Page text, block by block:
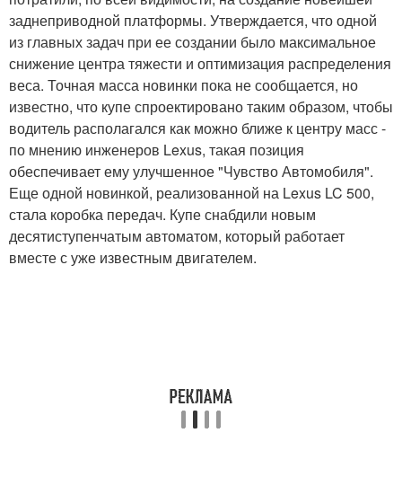
заднеприводной платформы. Утверждается, что одной
из главных задач при ее создании было максимальное
снижение центра тяжести и оптимизация распределения
веса. Точная масса новинки пока не сообщается, но
известно, что купе спроектировано таким образом, чтобы
водитель располагался как можно ближе к центру масс -
по мнению инженеров Lexus, такая позиция
обеспечивает ему улучшенное "Чувство Автомобиля".
Еще одной новинкой, реализованной на Lexus LC 500,
стала коробка передач. Купе снабдили новым
десятиступенчатым автоматом, который работает
вместе с уже известным двигателем.